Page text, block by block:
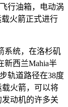
行油箱，电动涡
火箭正式进行
系统，在洛杉矶
新西兰Mahia半
轨道路径在38度
载火箭，可以将
动机的许多关